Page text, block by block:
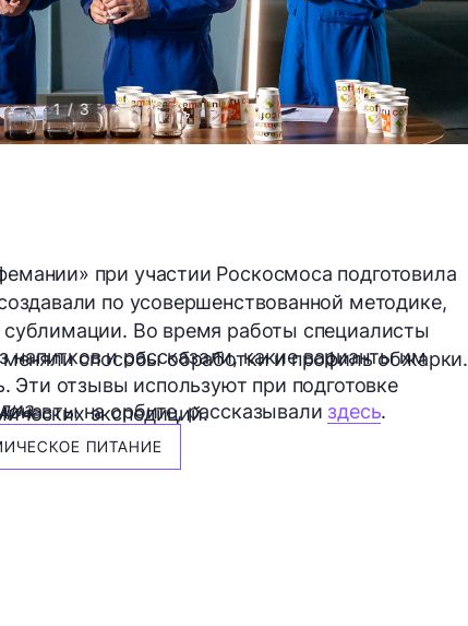
1 / 3
при участии Роскосмоса подготовила
по усовершенствованной методике,
Во время работы специалисты
меняли способы обработки и профиль обжарки.
и рассказали, какие варианты им
Эти отзывы используют при подготовке
экспедиций.
на орбите, рассказывали здесь.
ПИТАНИЕ